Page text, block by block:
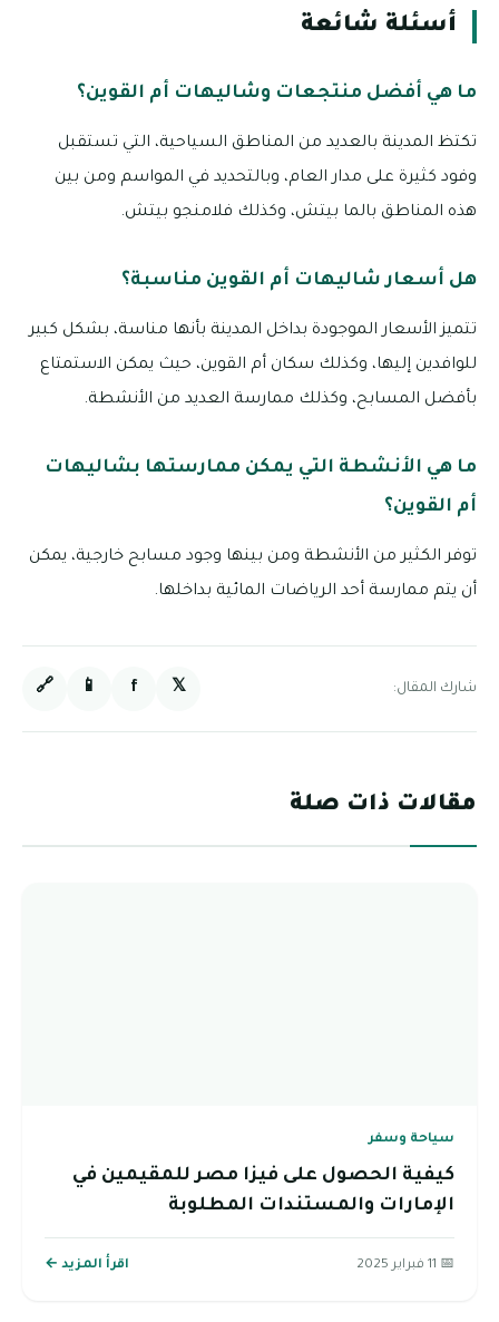
أسئلة شائعة
ما هي أفضل منتجعات وشاليهات أم القوين؟
تكتظ المدينة بالعديد من المناطق السياحية، التي تستقبل
وفود كثيرة على مدار العام، وبالتحديد في المواسم ومن بين
هذه المناطق بالما بيتش، وكذلك فلامنجو بيتش.
هل أسعار شاليهات أم القوين مناسبة؟
تتميز الأسعار الموجودة بداخل المدينة بأنها مناسة، بشكل كبير
للوافدين إليها، وكذلك سكان أم القوين، حيث يمكن الاستمتاع
بأفضل المسابح، وكذلك ممارسة العديد من الأنشطة.
ما هي الأنشطة التي يمكن ممارستها بشاليهات
أم القوين؟
توفر الكثير من الأنشطة ومن بينها وجود مسابح خارجية، يمكن
أن يتم ممارسة أحد الرياضات المائية بداخلها.
شارك المقال: 𝕏
f
📱
🔗
مقالات ذات صلة
سياحة وسفر
كيفية الحصول على فيزا مصر للمقيمين في
الإمارات والمستندات المطلوبة
📅 11 فبراير 2025 اقرأ المزيد ←